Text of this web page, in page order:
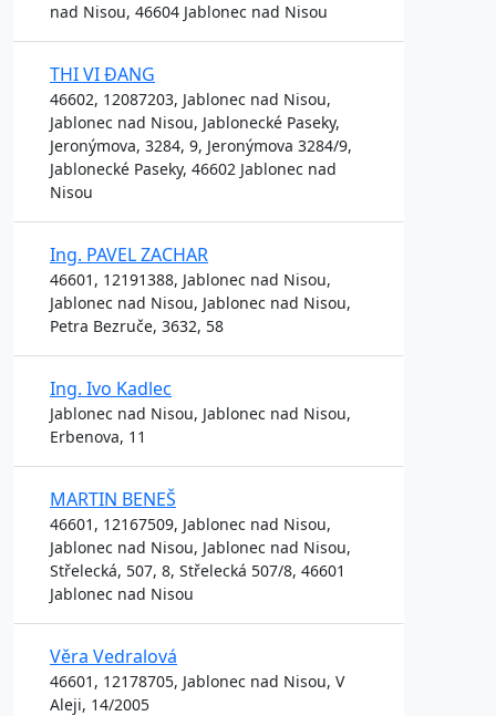
nad Nisou, 46604 Jablonec nad Nisou
THI VI ĐANG
46602, 12087203, Jablonec nad Nisou,
Jablonec nad Nisou, Jablonecké Paseky,
Jeronýmova, 3284, 9, Jeronýmova 3284/9,
Jablonecké Paseky, 46602 Jablonec nad
Nisou
Ing. PAVEL ZACHAR
46601, 12191388, Jablonec nad Nisou,
Jablonec nad Nisou, Jablonec nad Nisou,
Petra Bezruče, 3632, 58
Ing. Ivo Kadlec
Jablonec nad Nisou, Jablonec nad Nisou,
Erbenova, 11
MARTIN BENEŠ
46601, 12167509, Jablonec nad Nisou,
Jablonec nad Nisou, Jablonec nad Nisou,
Střelecká, 507, 8, Střelecká 507/8, 46601
Jablonec nad Nisou
Věra Vedralová
46601, 12178705, Jablonec nad Nisou, V
Aleji, 14/2005